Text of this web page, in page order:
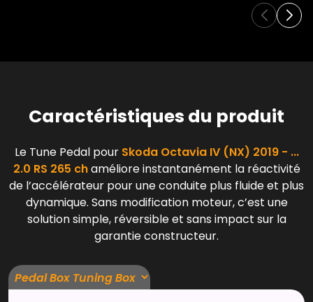
Caractéristiques du produit
Le Tune Pedal pour Skoda Octavia IV (NX) 2019 - ...
2.0 RS 265 chaméliore instantanément la réactivité
de l’accélérateur pour une conduite plus fluide et plus
dynamique. Sans modification moteur, c’est une
solution simple, réversible et sans impact sur la
garantie constructeur.